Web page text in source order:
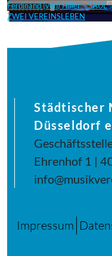
Ferdinand (von) Hiller – SAUL
ZWEI VEREINSLEBEN
Städtischer
Düsseldorf
Ehrenhof 1 |
Impressum